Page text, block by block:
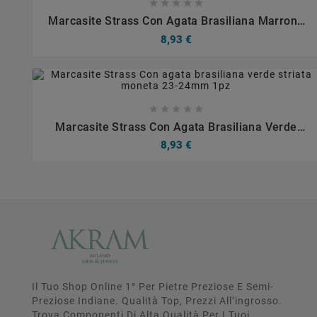
    
Marcasite Strass Con Agata Brasiliana Marrone
Striata Moneta 24-25mm 1pz
8,93 €
    
Marcasite Strass Con Agata Brasiliana Verde
Striata Moneta 23-24mm 1pz
8,93 €
Il Tuo Shop Online 1° Per Pietre Preziose E Semi-
Preziose Indiane. Qualità Top, Prezzi All’ingrosso.